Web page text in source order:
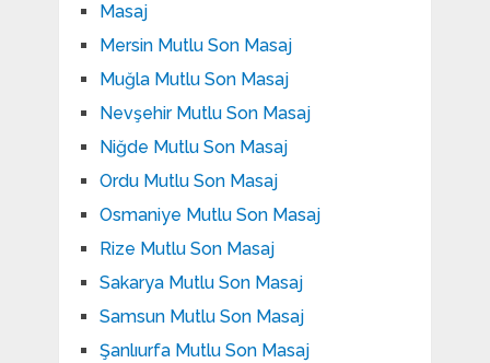
Masaj
Mersin Mutlu Son Masaj
Muğla Mutlu Son Masaj
Nevşehir Mutlu Son Masaj
Niğde Mutlu Son Masaj
Ordu Mutlu Son Masaj
Osmaniye Mutlu Son Masaj
Rize Mutlu Son Masaj
Sakarya Mutlu Son Masaj
Samsun Mutlu Son Masaj
Şanlıurfa Mutlu Son Masaj